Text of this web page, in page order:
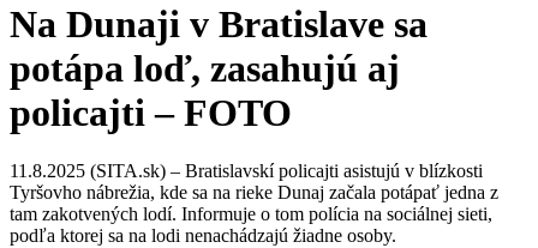
Na Dunaji v Bratislave sa
potápa loď, zasahujú aj
policajti – FOTO
11.8.2025 (SITA.sk) – Bratislavskí policajti asistujú v blízkosti
Tyršovho nábrežia, kde sa na rieke Dunaj začala potápať jedna z
tam zakotvených lodí. Informuje o tom polícia na sociálnej sieti,
podľa ktorej sa na lodi nenachádzajú žiadne osoby.